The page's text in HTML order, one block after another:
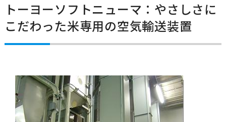
トーヨーソフトニューマ：やさしさに
こだわった米専用の空気輸送装置